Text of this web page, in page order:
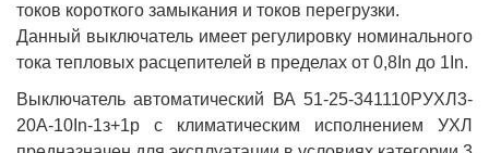
токов короткого замыкания и токов перегрузки.
Данный выключатель имеет регулировку номинального
тока тепловых расцепителей в пределах от 0,8In до 1In.
Выключатель автоматический ВА 51-25-341110РУХЛ3-
20А-10In-1з+1р с климатическим исполнением УХЛ